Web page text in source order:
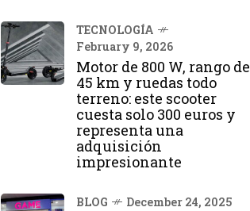
TECNOLOGÍA
February 9, 2026
Motor de 800 W, rango de
45 km y ruedas todo
terreno: este scooter
cuesta solo 300 euros y
representa una
adquisición
impresionante
BLOG December 24, 2025